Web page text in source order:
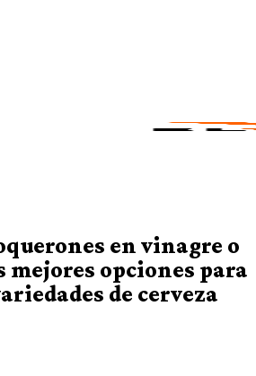
en vinagre o
opciones para
de cerveza